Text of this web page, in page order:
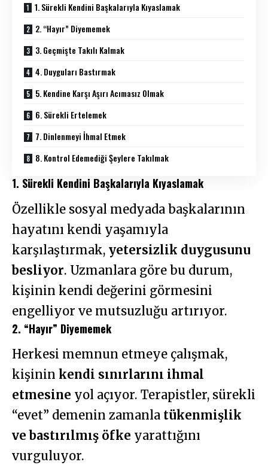
1. Sürekli Kendini Başkalarıyla Kıyaslamak
2. “Hayır” Diyememek
3. Geçmişte Takılı Kalmak
4. Duyguları Bastırmak
5. Kendine Karşı Aşırı Acımasız Olmak
6. Sürekli Ertelemek
7. Dinlenmeyi İhmal Etmek
8. Kontrol Edemediği Şeylere Takılmak
1. Sürekli Kendini Başkalarıyla Kıyaslamak
Özellikle sosyal medyada başkalarının
hayatını kendi yaşamıyla
karşılaştırmak, yetersizlik duygusunu
besliyor. Uzmanlara göre bu durum,
kişinin kendi değerini görmesini
engelliyor ve mutsuzluğu artırıyor.
2. “Hayır” Diyememek
Herkesi memnun etmeye çalışmak,
kişinin kendi sınırlarını ihmal
etmesine yol açıyor. Terapistler, sürekli
“evet” demenin zamanla tükenmişlik
ve bastırılmış öfke yarattığını
vurguluyor.